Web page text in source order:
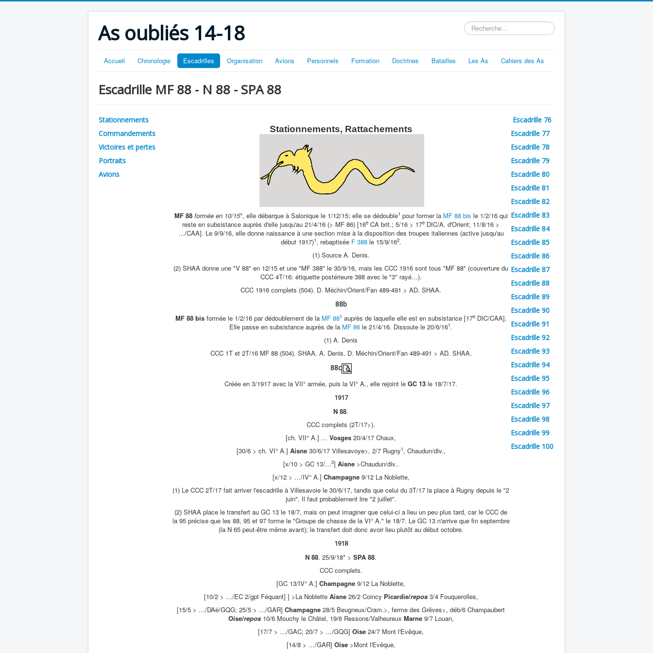
As oubliés 14-18 Rechercher
Accueil Chronologie Escadrilles Organisation Avions Personnels Formation Doctrines Batailles Les As Cahiers des As
Escadrille MF 88 - N 88 - SPA 88
Stationnements
Commandements
Victoires et pertes
Portraits
Avions
Stationnements, Rattachements
MF 88 formée en 10/15*, elle débarque à Salonique le 1/12/15; elle se dédouble1 pour former la MF 88 bis le 1/2/16 qui
reste en subsistance auprès d'elle jusqu'au 21/4/16 (> MF 86) [16e CA brit.; 5/16 > 17e DIC/A. d'Orient; 11/8/16 >
…/CAA]. Le 9/9/16, elle donne naissance à une section mise à la disposition des troupes italiennes (active jusqu'au
début 1917)1, rebaptisée F 388le 15/9/162.
(1) Source A. Denis.
(2) SHAA donne une "V 88" en 12/15 et une "MF 388" le 30/9/16, mais les CCC 1916 sont tous "MF 88" (couverture du
CCC 4T/16: étiquette postérieure 388 avec le "3" rayé…).
CCC 1916 complets (504). D. Méchin/Orient/Fan 489-491 > AD. SHAA.
88b
MF 88 bisformée le 1/2/16 par dédoublement de la MF 881 auprès de laquelle elle est en subsistance [17eDIC/CAA].
Elle passe en subsistance auprès de la MF 86 le 21/4/16. Dissoute le 20/6/161.
(1) A. Denis
CCC 1T et 2T/16 MF 88 (504). SHAA. A. Denis. D. Méchin/Orient/Fan 489-491 > AD. SHAA.
88c
Créée en 3/1917 avec la VII° armée, puis la VI° A., elle rejoint le GC 13 le 18/7/17.
1917
N 88.
CCC complets (2T/17>).
[ch. VII° A.] … Vosges 20/4/17 Chaux,
[30/6 > ch. VI° A.] Aisne30/6/17 Villesavoye>, 2/7 Rugny1, Chaudun/div.,
[x/10 > GC 13/…2] Aisne>Chaudun/div..
[x/12 > …/IV° A.] Champagne9/12 La Noblette,
(1) Le CCC 2T/17 fait arriver l'escadrille à Villesavoie le 30/6/17, tandis que celui du 3T/17 la place à Rugny depuis le "2
juin". Il faut probablement lire "2 juillet".
(2) SHAA place le transfert au GC 13 le 18/7, mais on peut imaginer que celui-ci a lieu un peu plus tard, car le CCC de
la 95 précise que les 88, 95 et 97 forme le "Groupe de chasse de la VI° A." le 18/7. Le GC 13 n'arrive que fin septembre
(la N 65 peut-être même avant); le transfert doit donc avoir lieu plutôt au début octobre.
1918
N 88. 25/9/18* > SPA 88.
CCC complets.
[GC 13/IV° A.] Champagne 9/12 La Noblette,
[10/2 > …/EC 2/gpt Féquant] ] >La Noblette Aisne26/2 Coincy Picardie/repos 3/4 Fouquerolles,
[15/5 > …/DAé/GQG; 25/5 > …/GAR] Champagne 28/5 Beugneux/Cram.>, ferme des Grêves>, déb/6 Champaubert
Oise/repos10/6 Mouchy le Châtel, 19/6 Ressons/Valheureux Marne9/7 Louan,
[17/7 > …/GAC; 20/7 > …/GQG] Oise 24/7 Mont l'Evêque,
[14/8 > …/GAR] Oise>Mont l'Evêque,
Escadrille 76
Escadrille 77
Escadrille 78
Escadrille 79
Escadrille 80
Escadrille 81
Escadrille 82
Escadrille 83
Escadrille 84
Escadrille 85
Escadrille 86
Escadrille 87
Escadrille 88
Escadrille 89
Escadrille 90
Escadrille 91
Escadrille 92
Escadrille 93
Escadrille 94
Escadrille 95
Escadrille 96
Escadrille 97
Escadrille 98
Escadrille 99
Escadrille 100